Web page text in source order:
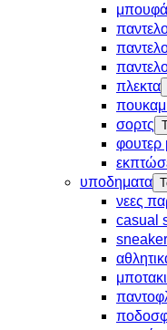
πλεκτα
σορτς
φουτερ
υποδηματα
νεες
casual
μποτακι